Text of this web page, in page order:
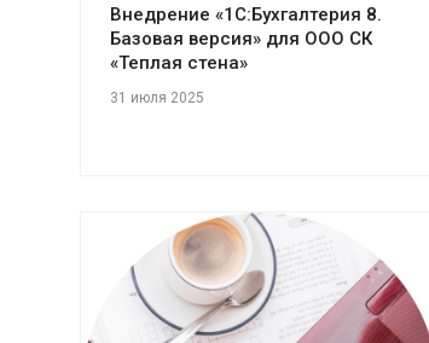
Внедрение «1С:Бухгалтерия 8.
Базовая версия» для ООО СК
«Теплая стена»
31 июля 2025